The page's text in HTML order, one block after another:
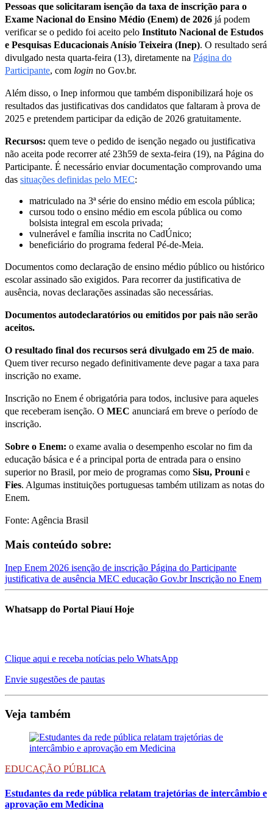
Pessoas que solicitaram isenção da taxa de inscrição para o
Exame Nacional do Ensino Médio (Enem) de 2026 já podem
verificar se o pedido foi aceito pelo Instituto Nacional de Estudos
e Pesquisas Educacionais Anísio Teixeira (Inep). O resultado será
divulgado nesta quarta-feira (13), diretamente na Página do
Participante, com login no Gov.br.
Além disso, o Inep informou que também disponibilizará hoje os
resultados das justificativas dos candidatos que faltaram à prova de
2025 e pretendem participar da edição de 2026 gratuitamente.
Recursos: quem teve o pedido de isenção negado ou justificativa
não aceita pode recorrer até 23h59 de sexta-feira (19), na Página do
Participante. É necessário enviar documentação comprovando uma
das situações definidas pelo MEC:
matriculado na 3ª série do ensino médio em escola pública;
cursou todo o ensino médio em escola pública ou como
bolsista integral em escola privada;
vulnerável e família inscrita no CadÚnico;
beneficiário do programa federal Pé-de-Meia.
Documentos como declaração de ensino médio público ou histórico
escolar assinado são exigidos. Para recorrer da justificativa de
ausência, novas declarações assinadas são necessárias.
Documentos autodeclaratórios ou emitidos por pais não serão
aceitos.
O resultado final dos recursos será divulgado em 25 de maio.
Quem tiver recurso negado definitivamente deve pagar a taxa para
inscrição no exame.
Inscrição no Enem é obrigatória para todos, inclusive para aqueles
que receberam isenção. O MEC anunciará em breve o período de
inscrição.
Sobre o Enem: o exame avalia o desempenho escolar no fim da
educação básica e é a principal porta de entrada para o ensino
superior no Brasil, por meio de programas como Sisu, Prouni e
Fies. Algumas instituições portuguesas também utilizam as notas do
Enem.
Fonte: Agência Brasil
Mais conteúdo sobre:
Inep Enem 2026 isenção de inscrição Página do Participante
justificativa de ausência MEC educação Gov.brInscrição no Enem
Whatsapp do Portal Piauí Hoje
Clique aqui e receba notícias pelo WhatsApp
Envie sugestões de pautas
Veja também
EDUCAÇÃO PÚBLICA
Estudantes da rede pública relatam trajetórias de intercâmbio e
aprovação em Medicina